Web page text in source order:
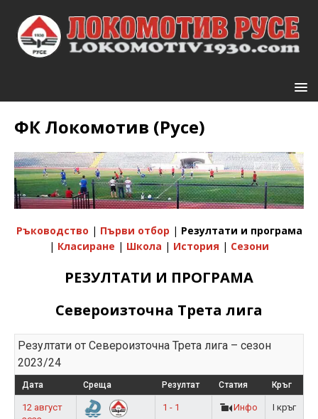
ФК Локомотив (Русе)
Ръководство | Първи отбор | Резултати и програма
| Класиране | Школа | История | Сезони
РЕЗУЛТАТИ И ПРОГРАМА
Североизточна Трета лига
Резултати от Североизточна Трета лига – сезон
2023/24
Дата Среща Резултат Статия Кръг
12 август
1 - 1 Инфо I кръг